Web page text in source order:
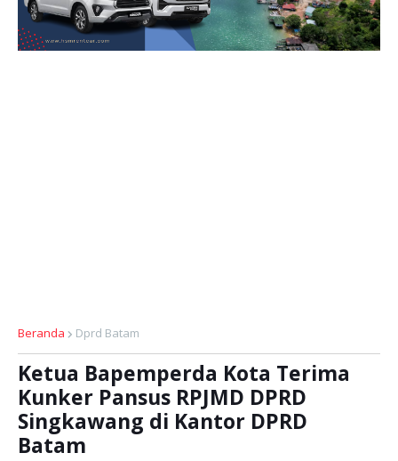
Beranda Dprd Batam
Ketua Bapemperda Kota Terima
Kunker Pansus RPJMD DPRD
Singkawang di Kantor DPRD
Batam